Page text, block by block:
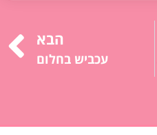
הבא
עכביש בחלום